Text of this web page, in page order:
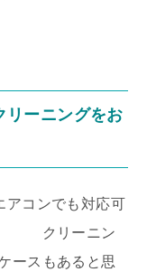
ーニングをお
コンでも対応可
ニン
ースもあると思